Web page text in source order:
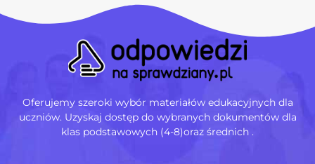
Oferujemy szeroki wybór materiałów edukacyjnych dla
uczniów. Uzyskaj dostęp do wybranych dokumentów dla
klas podstawowych (4-8)oraz średnich .